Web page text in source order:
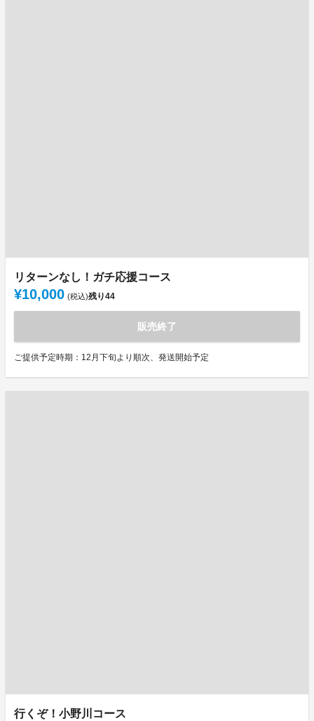
リターンなし！ガチ応援コース
¥10,000 (税込)残り44
販売終了
ご提供予定時期：12月下旬より順次、発送開始予定
行くぞ！小野川コース